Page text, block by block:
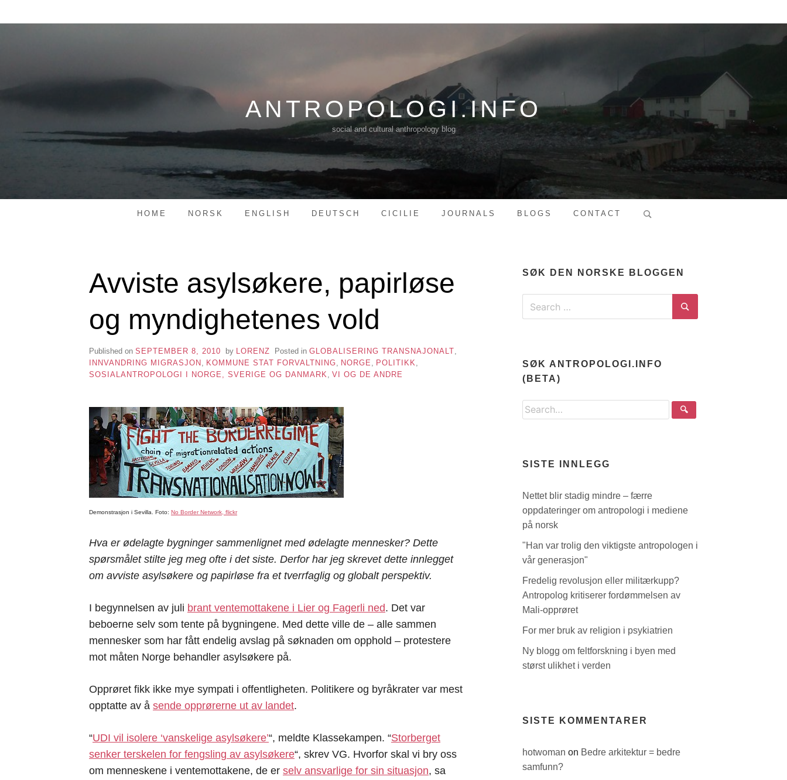
ANTROPOLOGI.INFO
social and cultural anthropology blog
HOME NORSK ENGLISH DEUTSCH CICILIE JOURNALS BLOGS CONTACT
Avviste asylsøkere, papirløse
og myndighetenes vold
Published on SEPTEMBER 8, 2010 by LORENZ Posted in GLOBALISERING TRANSNAJONALT
INNVANDRING MIGRASJON
KOMMUNE STAT FORVALTNING NORGE POLITIKK
SOSIALANTROPOLOGI I NORGE, SVERIGE OG DANMARK
VI OG DE ANDRE
Demonstrasjon i Sevilla. Foto: No Border Network, flickr
Hva er ødelagte bygninger sammenlignet med ødelagte mennesker? Dette
spørsmålet stilte jeg meg ofte i det siste. Derfor har jeg skrevet dette innlegget
om avviste asylsøkere og papirløse fra et tverrfaglig og globalt perspektiv.
I begynnelsen av juli brant ventemottakene i Lier og Fagerli ned. Det var
beboerne selv som tente på bygningene. Med dette ville de – alle sammen
mennesker som har fått endelig avslag på søknaden om opphold – protestere
mot måten Norge behandler asylsøkere på.
Opprøret fikk ikke mye sympati i offentligheten. Politikere og byråkrater var mest
opptatte av å sende opprørerne ut av landet.
“UDI vil isolere ‘vanskelige asylsøkere’“, meldte Klassekampen. “Storberget
senker terskelen for fengsling av asylsøkere“, skrev VG. Hvorfor skal vi bry oss
om menneskene i ventemottakene, de er selv ansvarlige for sin situasjon, sa
SØK DEN NORSKE BLOGGEN
Search
SØK ANTROPOLOGI.INFO
(BETA)
Search
the
🔍
SISTE INNLEGG
Nettet blir stadig mindre – færre
oppdateringer om antropologi i mediene
på norsk
"Han var trolig den viktigste antropologen i
vår generasjon"
Fredelig revolusjon eller militærkupp?
Antropolog kritiserer fordømmelsen av
Mali-opprøret
For mer bruk av religion i psykiatrien
Ny blogg om feltforskning i byen med
størst ulikhet i verden
SISTE KOMMENTARER
hotwoman on Bedre arkitektur = bedre
samfunn?